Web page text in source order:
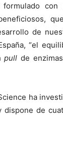
formulado
de
“el
pull de
ha
dispone de